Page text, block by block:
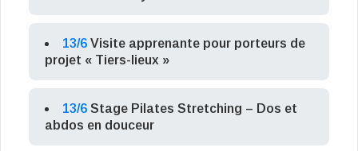
13/6 Visite apprenante pour porteurs de
projet « Tiers-lieux »
13/6 Stage Pilates Stretching – Dos et
abdos en douceur